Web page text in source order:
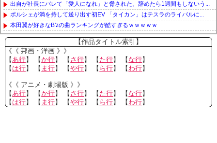
出自が社長にバレて「愛人になれ」と脅された。辞めたら1週間もしないう...
ポルシェが満を持して送り出す初EV 「タイカン」はテスラのライバルに...
本田翼が好きなB'zの曲ランキングが酷すぎるｗｗｗｗｗ
Powered by livedoor 相互RSS
【作品タイトル索引】
《《 邦画・洋画 》》
【あ行】 【か行】 【さ行】 【た行】 【な行】
【は行】 【 ま行】 【や行】 【 ら行】 【わ行】
《《 アニメ・劇場版 》》
【あ行】 【か行】 【さ行】 【た行】 【な行】
【は行】 【 ま行】 【や行】 【 ら行】 【わ行】